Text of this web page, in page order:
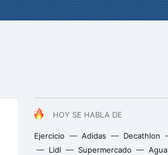
HOY SE HABLA DE
Ejercicio Adidas Decathlon
Lidl
Supermercado Agua